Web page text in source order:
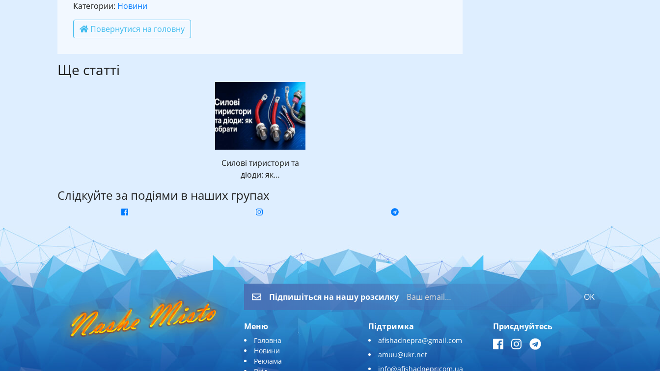
Категории: Новини
Повернутися на головну
Ще статті
Силові тиристори та
діоди: як…
Слідкуйте за подіями в наших групах
Підпишіться на нашу розсилку OK
Меню
Головна
Новини
Реклама
Підтримка
afishadnepra@gmail.com
amuu@ukr.net
info@afishadnepr.com.ua
Приєднуйтесь